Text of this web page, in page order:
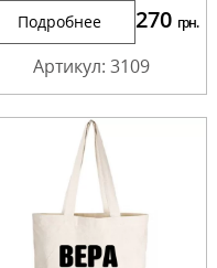
Подробнее 270 грн.
Артикул: 3109